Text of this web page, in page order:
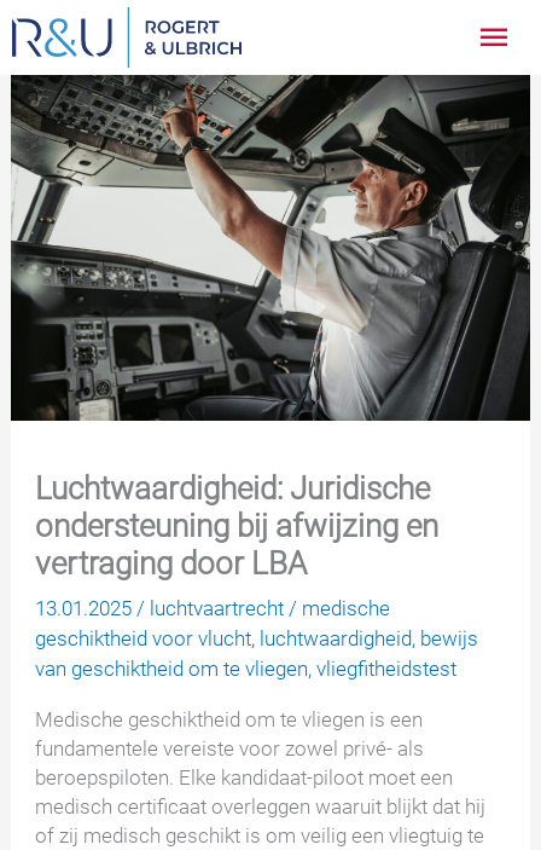
Ga
naar
inhoud
Luchtwaardigheid: Juridische
ondersteuning bij afwijzing en
vertraging door LBA
13.01.2025/ luchtvaartrecht / medische
geschiktheid voor vlucht, luchtwaardigheid, bewijs
van geschiktheid om te vliegen,vliegfitheidstest
Medische geschiktheid om te vliegen is een
fundamentele vereiste voor zowel privé- als
beroepspiloten. Elke kandidaat-piloot moet een
medisch certificaat overleggen waaruit blijkt dat hij
of zij medisch geschikt is om veilig een vliegtuig te